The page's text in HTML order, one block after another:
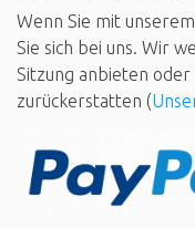
Wenn Sie mit
Sie sich bei uns. Wir
Sitzung anbieten
zurückerstatten (